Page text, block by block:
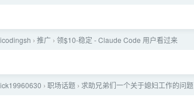
› 推广 › 领$10-稳定 - Claude Code 用户看过来
› 职场话题 › 求助兄弟们一个关于媳妇工作的问题